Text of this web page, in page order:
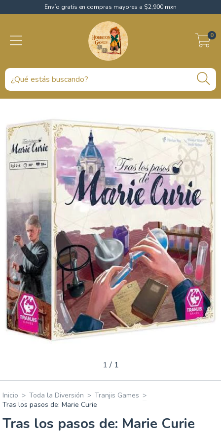
Envío gratis en compras mayores a $2,900 mxn
0
1 / 1
Inicio > Toda la Diversión > Tranjis Games >
Tras los pasos de: Marie Curie
Tras los pasos de: Marie Curie